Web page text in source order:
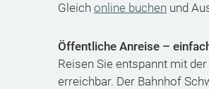
Gleich online buchen und
Öffentliche Anreise –
Reisen Sie entspannt mit
erreichbar. Der Bahnhof